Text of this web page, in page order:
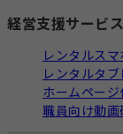
経営支援サービス
レンタルスマ
レンタルタブ
ホームページ
職員向け動